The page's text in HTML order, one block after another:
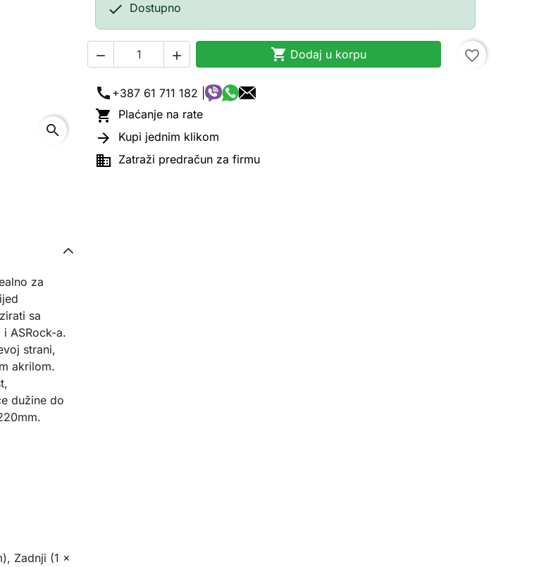
search
 Dostupno
   Dodaj u korpu favorite_border
call +387 61 711 182 |
 Plaćanje na rate
 Kupi jednim klikom
 Zatraži predračun za firmu
za
sa
ASRock-a.
strani,
akrilom.
dužine do
Zadnji (1 x